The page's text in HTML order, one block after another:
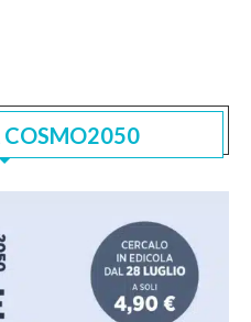
COSMO2050